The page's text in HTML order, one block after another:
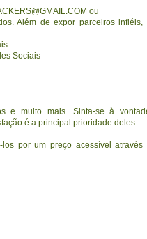
ou
Além de expor parceiros
Sociais
e muito mais. Sinta-se à
é a principal prioridade deles.
los por um preço acessível